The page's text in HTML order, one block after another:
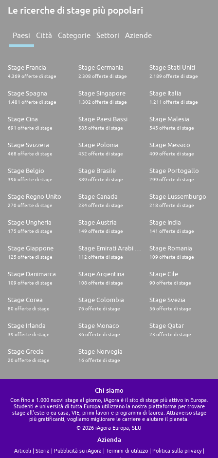
Le ricerche di stage più popolari
Paesi Città Categorie Settori Aziende
Stage Francia
4.369 offerte di stage
Stage Germania
2.308 offerte di stage
Stage Stati Uniti
2.189 offerte di stage
Stage Spagna
1.481 offerte di stage
Stage Singapore
1.302 offerte di stage
Stage Italia
1.211 offerte di stage
Stage Cina
691 offerte di stage
Stage Paesi Bassi
585 offerte di stage
Stage Malesia
545 offerte di stage
Stage Svizzera
468 offerte di stage
Stage Polonia
432 offerte di stage
Stage Messico
409 offerte di stage
Stage Belgio
396 offerte di stage
Stage Brasile
389 offerte di stage
Stage Portogallo
299 offerte di stage
Stage Regno Unito
270 offerte di stage
Stage Canada
234 offerte di stage
Stage Lussemburgo
218 offerte di stage
Stage Ungheria
175 offerte di stage
Stage Austria
149 offerte di stage
Stage India
141 offerte di stage
Stage Giappone
125 offerte di stage 112 offerte di stage
Stage Romania
109 offerte di stage
Stage Danimarca
109 offerte di stage
Stage Argentina
108 offerte di stage
Stage Cile
90 offerte di stage
Stage Corea
80 offerte di stage
Stage Colombia
76 offerte di stage
Stage Svezia
56 offerte di stage
Stage Irlanda
39 offerte di stage
Stage Monaco
36 offerte di stage
Stage Qatar
23 offerte di stage
Stage Grecia
20 offerte di stage
Stage Norvegia
16 offerte di stage
Chi siamo
Con fino a 1.000 nuovi stage al giorno, iAgora è il sito di stage più attivo in Europa.
Studenti e università di tutta Europa utilizzano la nostra piattaforma per trovare
stage all'estero ea casa, VIE, primi lavori e programmi di laurea. Attraverso stage
più gratificanti, vogliamo migliorare le carriere e aiutare il pianeta.
© 2026 iAgora Europa, SLU
Azienda
Articoli Storia Pubblicità su iAgora Termini di utilizzo
Politica sulla privacy